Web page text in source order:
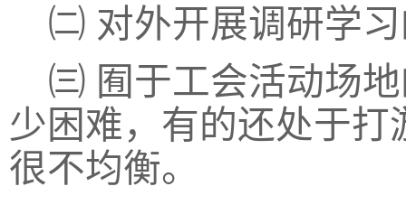
㈡ 对外开展调研学
㈢ 囿于工会活动场
少困难，有的还处于
很不均衡。